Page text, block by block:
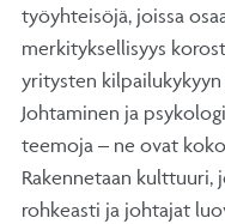
työyhteisöjä, joissa
merkityksellisyys
yritysten
Johtaminen ja
teemoja – ne ovat
Rakennetaan kulttuuri,
rohkeasti ja johtajat